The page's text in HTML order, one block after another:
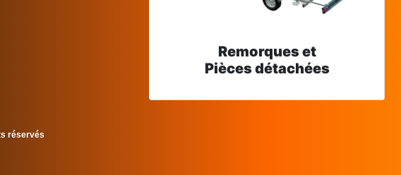
Remorques et
Pièces détachées
réservés